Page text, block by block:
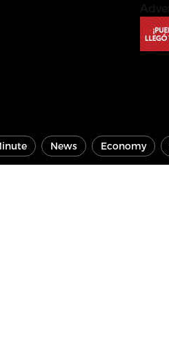
News Economy